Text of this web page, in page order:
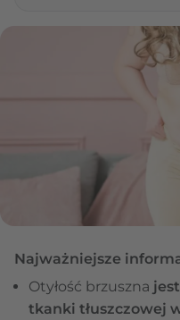
Najważniejsze
Otyłość brzuszna
tkanki tłuszczowej